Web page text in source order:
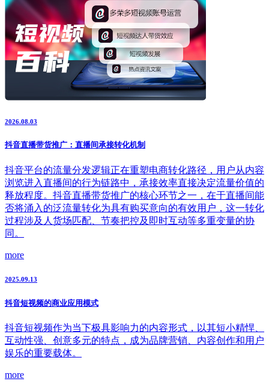
2026.08.03
抖音直播带货推广：直播间承接转化机制
抖音平台的流量分发逻辑正在重塑电商转化路径，用户从内容
浏览进入直播间的行为链路中，承接效率直接决定流量价值的
释放程度。抖音直播带货推广的核心环节之一，在于直播间能
否将涌入的泛流量转化为具有购买意向的有效用户，这一转化
过程涉及人货场匹配、节奏把控及即时互动等多重变量的协
同。
more
2025.09.13
抖音短视频的商业应用模式
抖音短视频作为当下极具影响力的内容形式，以其短小精悍、
互动性强、创意多元的特点，成为品牌营销、内容创作和用户
娱乐的重要载体。
more